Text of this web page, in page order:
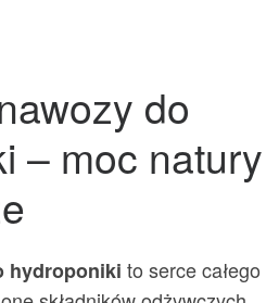
do
– moc natury
hydroponiki to serce całego